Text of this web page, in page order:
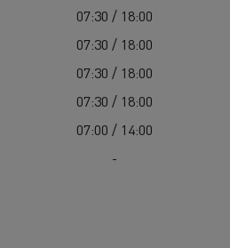
07:30 / 18:00
07:30 / 18:00
07:30 / 18:00
07:30 / 18:00
07:00 / 14:00
-